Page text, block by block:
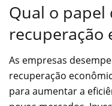
Qual o papel
recuperação
As empresas
recuperação
para aumentar a